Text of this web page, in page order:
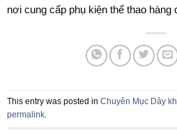
nơi cung cấp phụ kiện thể thao hàng
This entry was posted in Chuyên Mục Dây
permalink.